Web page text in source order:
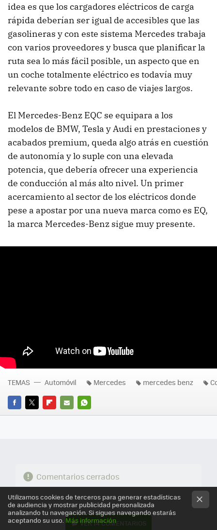
idea es que los cargadores eléctricos de carga
rápida deberían ser igual de accesibles que las
gasolineras y con este sistema Mercedes trabaja
con varios proveedores y busca que planificar la
ruta sea lo más fácil posible, un aspecto que en
un coche totalmente eléctrico es todavía muy
relevante sobre todo en caso de viajes largos.
El Mercedes-Benz EQC se equipara a los
modelos de BMW, Tesla y Audi en prestaciones y
acabados premium, queda algo atrás en cuestión
de autonomía y lo suple con una elevada
potencia, que debería ofrecer una experiencia
de conducción al más alto nivel. Un primer
acercamiento al sector de los eléctricos donde
pese a apostar por una nueva marca como es EQ,
la marca Mercedes-Benz sigue muy presente.
FACEBOOK
TWITTERFLIPBOARD
E-
WHATSAPP
TEMAS Automóvil Mercedes mercedes benz
Comentarios cerrados
VER14 COMENTARIOS
Utilizamos cookies de terceros para generar estadísticas
de audiencia y mostrar publicidad personalizada
analizando tu navegación. Si sigues navegando estarás
aceptando su uso. Más información